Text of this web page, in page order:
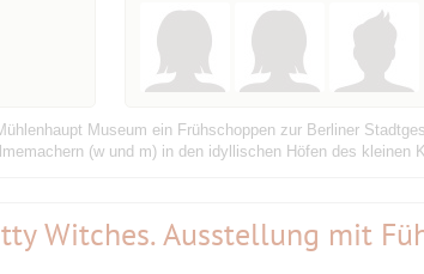
Museum ein Frühschoppen zur Berliner
(w und m) in den idyllischen Höfen des kleinen
Witches. Ausstellung mit